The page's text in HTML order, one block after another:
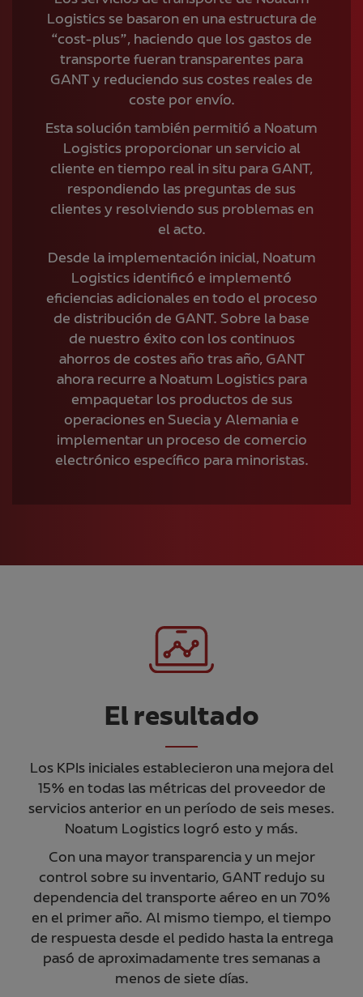
Logistics se basaron en una estructura de
“cost-plus”, haciendo que los gastos de
transporte fueran transparentes para
GANT y reduciendo sus costes reales de
coste por envío.
Esta solución también permitió a Noatum
Logistics proporcionar un servicio al
cliente en tiempo real in situ para GANT,
respondiendo las preguntas de sus
clientes y resolviendo sus problemas en
el acto.
Desde la implementación inicial, Noatum
Logistics identificó e implementó
eficiencias adicionales en todo el proceso
de distribución de GANT. Sobre la base
de nuestro éxito con los continuos
ahorros de costes año tras año, GANT
ahora recurre a Noatum Logistics para
empaquetar los productos de sus
operaciones en Suecia y Alemania e
implementar un proceso de comercio
electrónico específico para minoristas.
El resultado
Los KPIs iniciales establecieron una mejora del
15% en todas las métricas del proveedor de
servicios anterior en un período de seis meses.
Noatum Logistics logró esto y más.
Con una mayor transparencia y un mejor
control sobre su inventario, GANT redujo su
dependencia del transporte aéreo en un 70%
en el primer año. Al mismo tiempo, el tiempo
de respuesta desde el pedido hasta la entrega
pasó de aproximadamente tres semanas a
menos de siete días.